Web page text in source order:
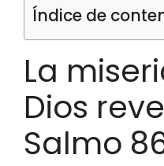
Índice de
La
Dios
Salmo